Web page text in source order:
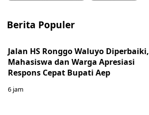
Berita Populer
Jalan HS Ronggo Waluyo Diperbaiki,
Mahasiswa dan Warga Apresiasi
Respons Cepat Bupati Aep
6 jam